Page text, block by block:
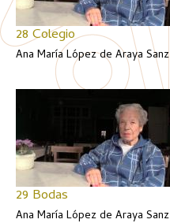
28 Colegio
Ana María López de Araya Sanz
29 Bodas
Ana María López de Araya Sanz